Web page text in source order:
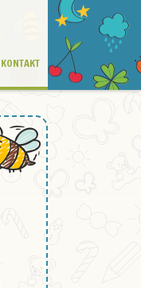
KONTAKT